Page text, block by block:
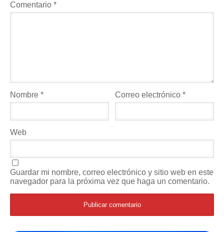
Comentario *
Nombre * Correo electrónico*
Web
Guardar mi nombre, correo electrónico y sitio web en este
navegador para la próxima vez que haga un comentario.